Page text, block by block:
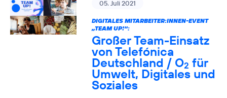
05. Juli 2021
DIGITALES MITARBEITER:INNEN-EVENT
„TEAM UP!“:
Großer Team-Einsatz
von Telefónica
Deutschland / O2 für
Umwelt, Digitales und
Soziales